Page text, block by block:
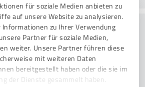
für soziale Medien anbieten zu
auf unsere Website zu analysieren.
Informationen zu Ihrer Verwendung
Partner für soziale Medien,
weiter. Unsere Partner führen diese
mit weiteren Daten
bereitgestellt haben oder die sie im
der Dienste gesammelt haben.
Web sitesi